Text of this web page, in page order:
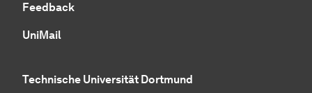
Feedback
UniMail
Technische Uni­ver­si­tät Dort­mund